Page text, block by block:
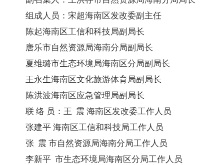
组成人员 ：宋超海南区发改委副主任
陈起海南区工信和科技局副局长
唐乐市自然资源局海南分局副局长
夏维璐市生态环境局海南区分局副局长
王永生海南区文化旅游体育局副局长
陈洪波海南区应急管理局副局长
联 络 员：王 震 海南区发改委工作人员
张建平 海南区工信和科技局工作人员
张 震 市自然资源局海南分局工作人员
李新平 市生态环境局海南区分局工作人员